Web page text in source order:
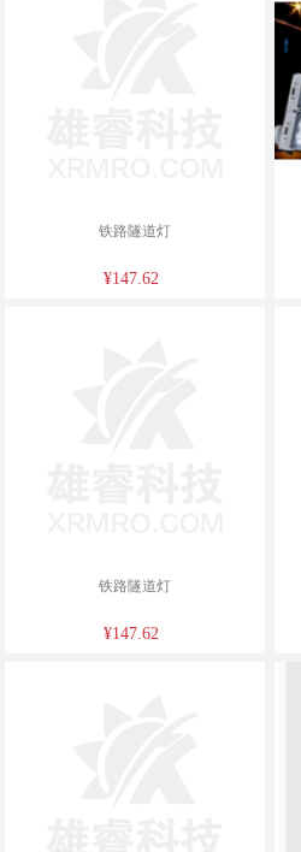
铁路隧道灯
¥147.62
铁路隧道灯
¥147.62